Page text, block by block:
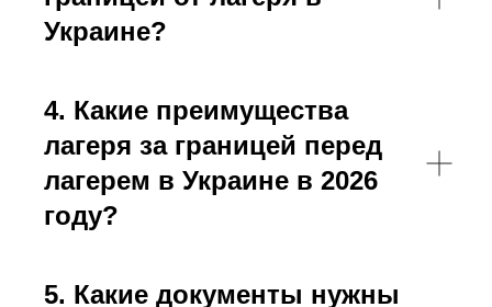
Украине?
4. Какие преимущества
лагеря за границей перед
лагерем в Украине в 2026
году?
5. Какие документы нужны